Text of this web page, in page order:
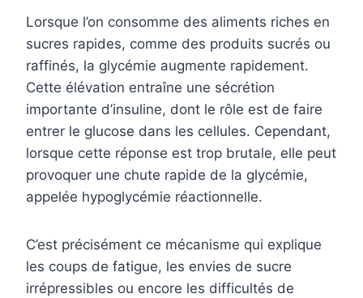
Lorsque l’on consomme des aliments riches en
sucres rapides, comme des produits sucrés ou
raffinés, la glycémie augmente rapidement.
Cette élévation entraîne une sécrétion
importante d’insuline, dont le rôle est de faire
entrer le glucose dans les cellules. Cependant,
lorsque cette réponse est trop brutale, elle peut
provoquer une chute rapide de la glycémie,
appelée hypoglycémie réactionnelle.
C’est précisément ce mécanisme qui explique
les coups de fatigue, les envies de sucre
irrépressibles ou encore les difficultés de